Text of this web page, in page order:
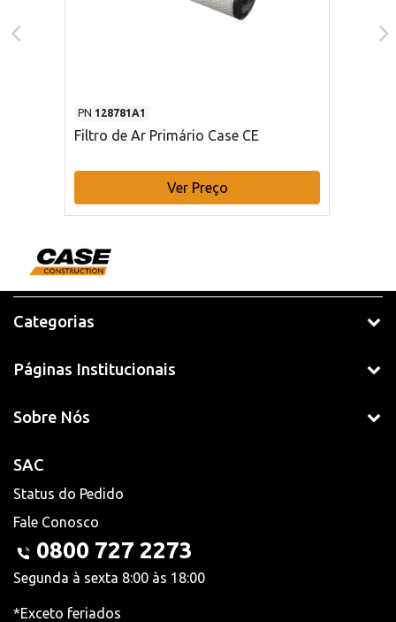
PN 128781A1
Filtro de Ar Primário Case CE
Ver Preço
Categorias
Páginas Institucionais
Sobre Nós
SAC
Status do Pedido
Fale Conosco
0800 727 2273
Segunda à sexta 8:00 às 18:00
*Exceto feriados